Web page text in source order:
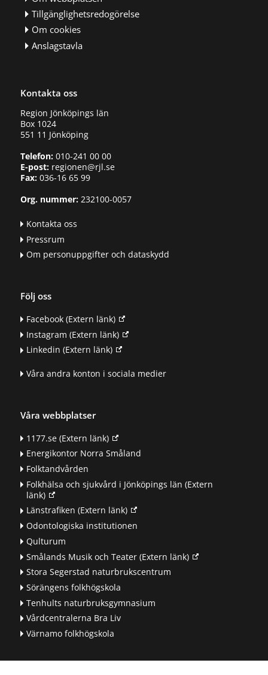
Tillgänglighetsredogörelse
Om cookies
Anslagstavla
Kontakta oss
Region Jönköpings län
Box 1024
551 11 Jönköping
Telefon:010-241 00 00
E-post:regionen@rjl.se
Fax: 036-16 65 99
Org. nummer:232100-0057
Kontakta oss
Pressrum
Om personuppgifter och dataskydd
Följ oss
Facebook(Extern länk)
Instagram (Extern länk)
Linkedin (Extern länk)
Våra andra konton i sociala medier
Våra webbplatser
1177.se(Extern länk)
Energikontor Norra Småland
Folktandvården
Folkhälsa och sjukvård i Jönköpings län (Extern
länk)
Länstrafiken (Extern länk)
Odontologiska institutionen
Qulturum
Smålands Musik och Teater(Extern länk)
Stora Segerstad naturbrukscentrum
Sörängens folkhögskola
Tenhults naturbruksgymnasium
Vårdcentralerna Bra Liv
Värnamo folkhögskola